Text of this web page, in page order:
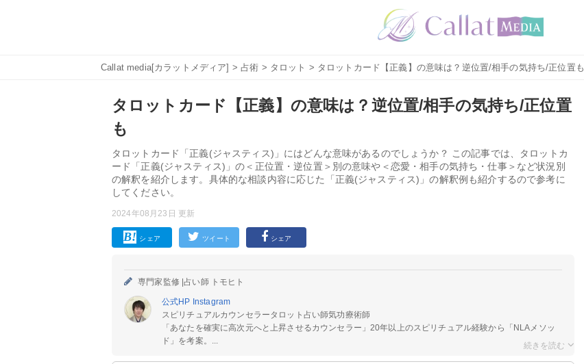
Callat media[カラットメディア] >占術 > タロット > タロットカード【正義】の意味は？逆位置/相手の気持ち/正位置も
タロットカード【正義】の意味は？逆位置/相手の気持ち/正位置
も
タロットカード「正義(ジャスティス)」にはどんな意味があるのでしょうか？ この記事では、タロットカ
ード「正義(ジャスティス)」の＜正位置・逆位置＞別の意味や＜恋愛・相手の気持ち・仕事＞など状況別
の解釈を紹介します。具体的な相談内容に応じた「正義(ジャスティス)」の解釈例も紹介するので参考に
してください。
2024年08月23日 更新
シェア ツイート シェア
専門家監修 |占い師 トモヒト
公式HP Instagram
スピリチュアルカウンセラータロット占い師気功療術師
「あなたを確実に高次元へと上昇させるカウンセラー」20年以上のスピリチュアル経験から「NLAメソッ
ド」を考案。...